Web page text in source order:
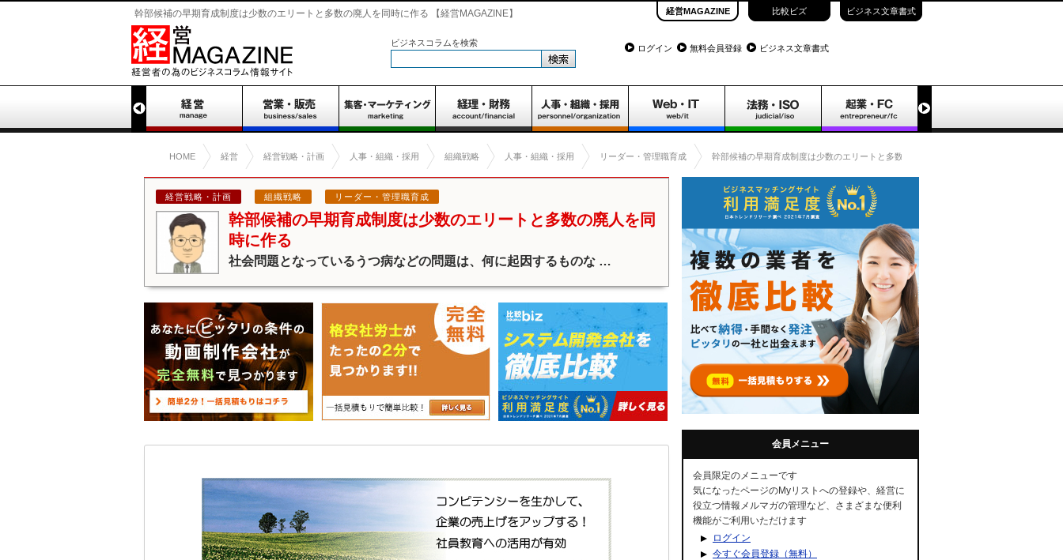
経営MAGAZINE 比較ビズ ビジネス文章書式
幹部候補の早期育成制度は少数のエリートと多数の廃人を同時に作る 【経営MAGAZINE】
ビジネスコラムを検索
ログイン 無料会員登録 ビジネス文章書式
HOME 経営 経営戦略・計画 人事・組織・採用 組織戦略 人事・組織・採用 リーダー・管理職育成 幹部候補の早期育成制度は少数のエリートと多数の廃人を同時に作る
経営戦略・計画 組織戦略 リーダー・管理職育成
幹部候補の早期育成制度は少数のエリートと多数の廃人を同
時に作る
社会問題となっているうつ病などの問題は、何に起因するものな …
会員メニュー
会員限定のメニューです
気になったページのMyリストへの登録や、経営に
役立つ情報メルマガの管理など、さまざまな便利
機能がご利用いただけます
ログイン
今すぐ会員登録（無料）